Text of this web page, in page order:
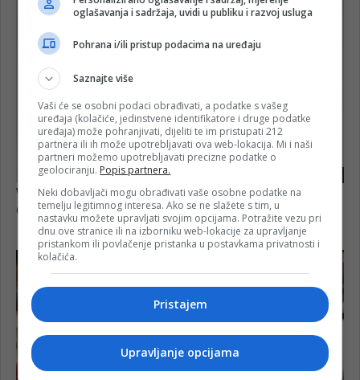
oglašavanja i sadržaja, uvidi u publiku i razvoj usluga
Pohrana i/ili pristup podacima na uređaju
Saznajte više
Vaši će se osobni podaci obrađivati, a podatke s vašeg
uređaja (kolačiće, jedinstvene identifikatore i druge podatke
uređaja) može pohranjivati, dijeliti te im pristupati 212
partnera ili ih može upotrebljavati ova web-lokacija. Mi i naši
partneri možemo upotrebljavati precizne podatke o
geolociranju. Popis partnera.
Neki dobavljači mogu obrađivati vaše osobne podatke na
temelju legitimnog interesa. Ako se ne slažete s tim, u
nastavku možete upravljati svojim opcijama. Potražite vezu pri
dnu ove stranice ili na izborniku web-lokacije za upravljanje
pristankom ili povlačenje pristanka u postavkama privatnosti i
kolačića.
Pristajem
Upravljanje opcijama